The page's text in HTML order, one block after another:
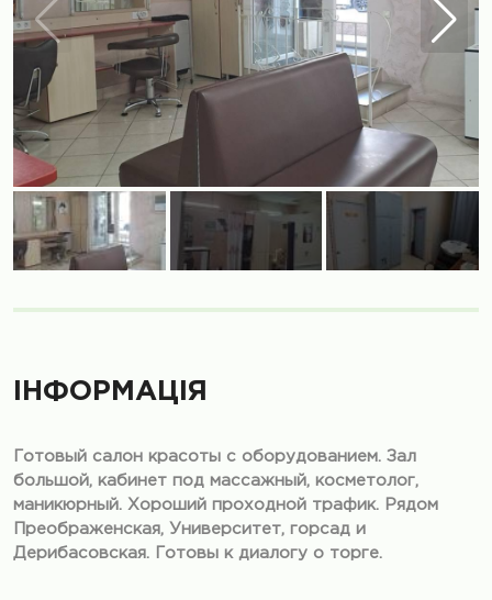
ІНФОРМАЦІЯ
Готовый салон красоты с оборудованием. Зал
большой, кабинет под массажный, косметолог,
маникюрный. Хороший проходной трафик. Рядом
Преображенская, Университет, горсад и
Дерибасовская. Готовы к диалогу о торге.